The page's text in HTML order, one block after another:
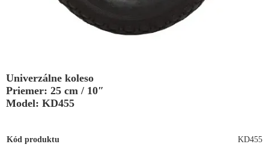
Univerzálne koleso
Priemer: 25 cm / 10″
Model: KD455
Kód produktu
KD455